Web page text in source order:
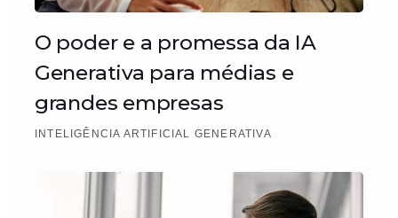
O poder e a promessa da IA
Generativa para médias e
grandes empresas
INTELIGÊNCIA ARTIFICIAL GENERATIVA